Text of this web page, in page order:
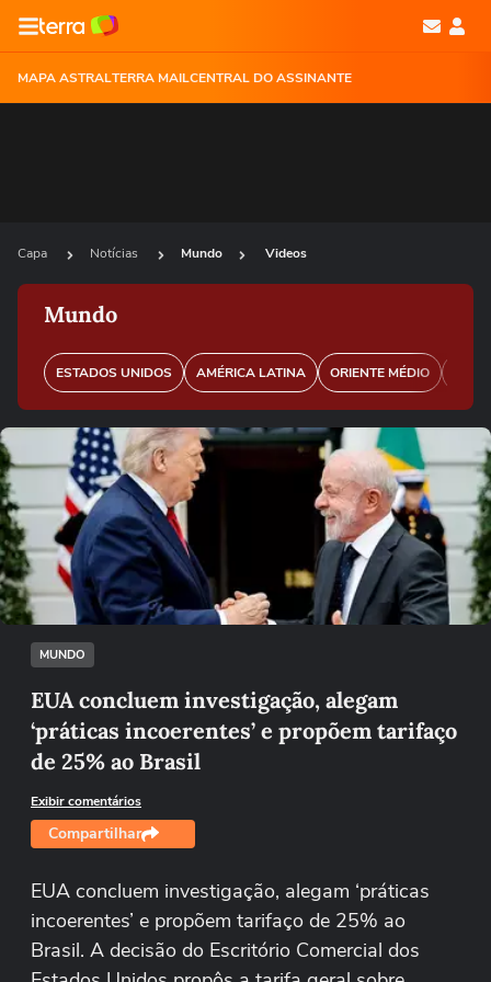
MAPA ASTRALTERRA MAILCENTRAL DO ASSINANTE
Capa Notícias Mundo Videos
Mundo
ESTADOS UNIDOS AMÉRICA LATINA ORIENTE MÉDIO
Ops!
Não foi possível reproduzir o vídeo
Tentar novamente
MUNDO
EUA concluem investigação, alegam
‘práticas incoerentes’ e propõem tarifaço
de 25% ao Brasil
Exibir comentários
Compartilhar
EUA concluem investigação, alegam ‘práticas
incoerentes’ e propõem tarifaço de 25% ao
Brasil. A decisão do Escritório Comercial dos